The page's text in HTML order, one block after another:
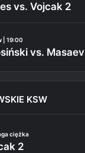
vs. Vojcak 2
| 19:00
vs. Masaev
KSW
ciężka
2